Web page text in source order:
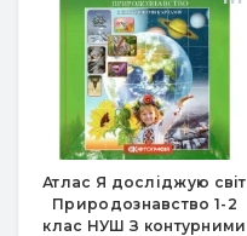
Атлас Я досліджую світ
Природознавство 1-2
клас НУШ З контурними